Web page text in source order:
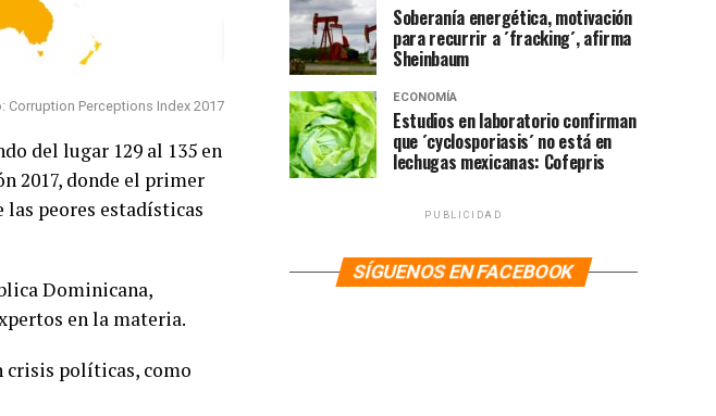
Corruption Perceptions Index 2017
del lugar 129 al 135 en
2017, donde el primer
las peores estadísticas
Dominicana,
en la materia.
crisis políticas, como
Soberanía energética, motivación
para recurrir a ´fracking´, afirma
Sheinbaum
ECONOMÍA
Estudios en laboratorio confirman
que ´cyclosporiasis´ no está en
lechugas mexicanas: Cofepris
PUBLICIDAD
SÍGUENOS EN FACEBOOK